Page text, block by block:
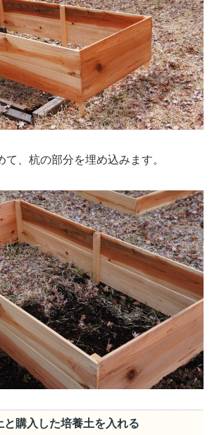
て、杭の部分を埋め込みます。
購入した培養土を入れる